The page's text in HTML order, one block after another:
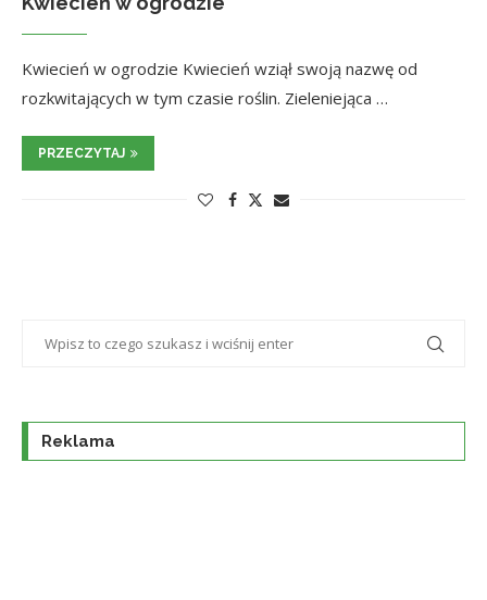
Kwiecień w ogrodzie Kwiecień wziął swoją nazwę od
rozkwitających w tym czasie roślin. Zieleniejąca …
PRZECZYTAJ
Reklama